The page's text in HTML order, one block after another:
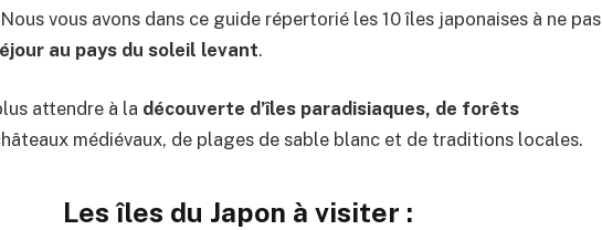
vous avons dans ce guide répertorié les 10 îles japonaises à ne pas
au pays du soleil levant.
attendre à la découverte d’îles paradisiaques, de forêts
médiévaux, de plages de sable blanc et de traditions locales.
Les îles du Japon à visiter :